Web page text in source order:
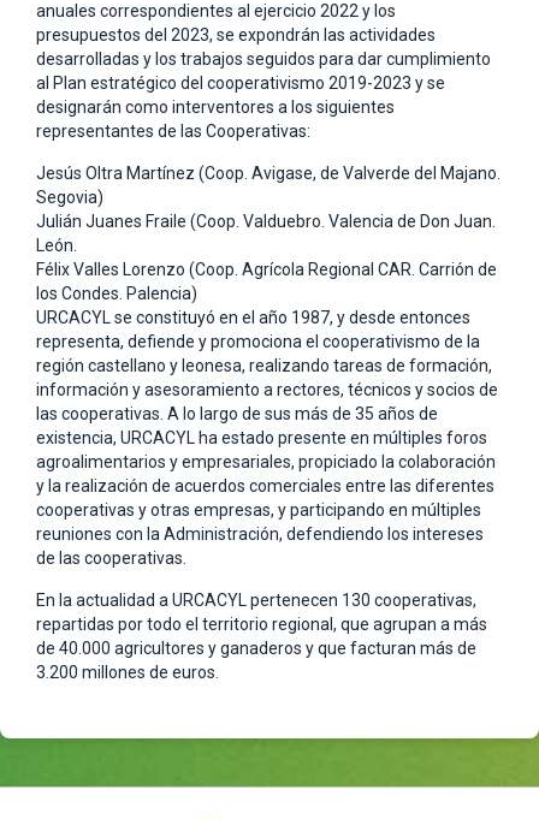
anuales correspondientes al ejercicio 2022 y los
presupuestos del 2023, se expondrán las actividades
desarrolladas y los trabajos seguidos para dar cumplimiento
al Plan estratégico del cooperativismo 2019-2023 y se
designarán como interventores a los siguientes
representantes de las Cooperativas:
Jesús Oltra Martínez (Coop. Avigase, de Valverde del Majano.
Segovia)
Julián Juanes Fraile (Coop. Valduebro. Valencia de Don Juan.
León.
Félix Valles Lorenzo (Coop. Agrícola Regional CAR. Carrión de
los Condes. Palencia)
URCACYL se constituyó en el año 1987, y desde entonces
representa, defiende y promociona el cooperativismo de la
región castellano y leonesa, realizando tareas de formación,
información y asesoramiento a rectores, técnicos y socios de
las cooperativas. A lo largo de sus más de 35 años de
existencia, URCACYL ha estado presente en múltiples foros
agroalimentarios y empresariales, propiciado la colaboración
y la realización de acuerdos comerciales entre las diferentes
cooperativas y otras empresas, y participando en múltiples
reuniones con la Administración, defendiendo los intereses
de las cooperativas.
En la actualidad a URCACYL pertenecen 130 cooperativas,
repartidas por todo el territorio regional, que agrupan a más
de 40.000 agricultores y ganaderos y que facturan más de
3.200 millones de euros.